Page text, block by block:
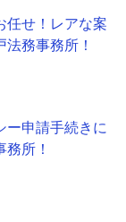
任せ！レアな案
務事務所！
ー申請手続きに
所！